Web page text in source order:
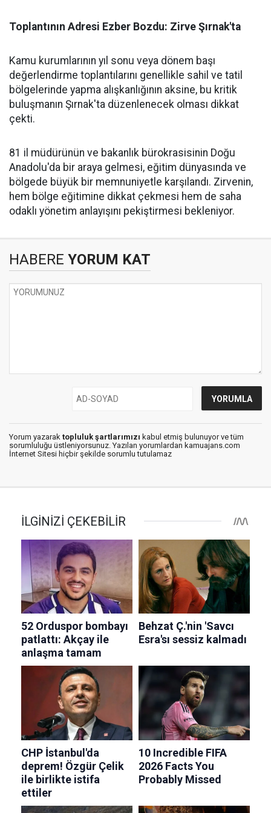
​Toplantının Adresi Ezber Bozdu: Zirve Şırnak'ta
​Kamu kurumlarının yıl sonu veya dönem başı
değerlendirme toplantılarını genellikle sahil ve tatil
bölgelerinde yapma alışkanlığının aksine, bu kritik
buluşmanın Şırnak'ta düzenlenecek olması dikkat
çekti.
​81 il müdürünün ve bakanlık bürokrasisinin Doğu
Anadolu'da bir araya gelmesi, eğitim dünyasında ve
bölgede büyük bir memnuniyetle karşılandı. Zirvenin,
hem bölge eğitimine dikkat çekmesi hem de saha
odaklı yönetim anlayışını pekiştirmesi bekleniyor.
HABERE YORUM KAT
Yorum yazarak topluluk şartlarımızı kabul etmiş bulunuyor ve tüm
sorumluluğu üstleniyorsunuz. Yazılan yorumlardan kamuajans.com
İnternet Sitesi hiçbir şekilde sorumlu tutulamaz